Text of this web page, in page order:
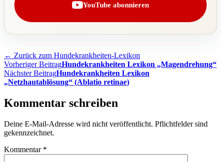
YouTube abonnieren
← Zurück zum Hundekrankheiten-Lexikon
Beitragsnavigation
Vorheriger BeitragHundekrankheiten Lexikon „Magendrehung“
Nächster BeitragHundekrankheiten Lexikon
„Netzhautablösung“ (Ablatio retinae)
Kommentar schreiben
Deine E-Mail-Adresse wird nicht veröffentlicht. Pflichtfelder sind
gekennzeichnet.
Kommentar *